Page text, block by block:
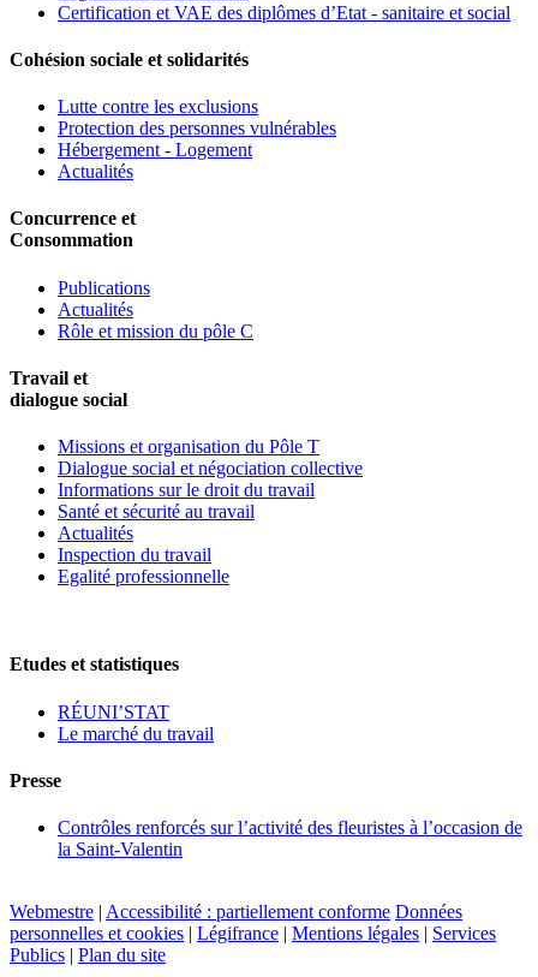
Certification et VAE des diplômes d’Etat - sanitaire et social
Cohésion sociale et solidarités
Lutte contre les exclusions
Protection des personnes vulnérables
Hébergement - Logement
Actualités
Concurrence et
Consommation
Publications
Actualités
Rôle et mission du pôle C
Travail et
dialogue social
Missions et organisation du Pôle T
Dialogue social et négociation collective
Informations sur le droit du travail
Santé et sécurité au travail
Actualités
Inspection du travail
Egalité professionnelle
Etudes et statistiques
RÉUNI’STAT
Le marché du travail
Presse
Contrôles renforcés sur l’activité des fleuristes à l’occasion de
la Saint-Valentin
Webmestre | Accessibilité : partiellement conforme Données
personnelles et cookies | Légifrance | Mentions légales | Services
Publics | Plan du site